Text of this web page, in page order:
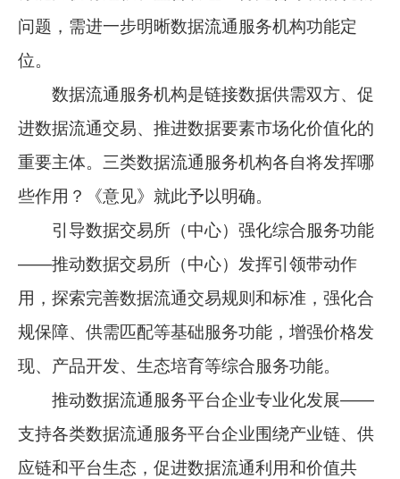
问题，需进一步明晰数据流通服务机构功能定
位。
数据流通服务机构是链接数据供需双方、促
进数据流通交易、推进数据要素市场化价值化的
重要主体。三类数据流通服务机构各自将发挥哪
些作用？《意见》就此予以明确。
引导数据交易所（中心）强化综合服务功能
——推动数据交易所（中心）发挥引领带动作
用，探索完善数据流通交易规则和标准，强化合
规保障、供需匹配等基础服务功能，增强价格发
现、产品开发、生态培育等综合服务功能。
推动数据流通服务平台企业专业化发展——
支持各类数据流通服务平台企业围绕产业链、供
应链和平台生态，促进数据流通利用和价值共